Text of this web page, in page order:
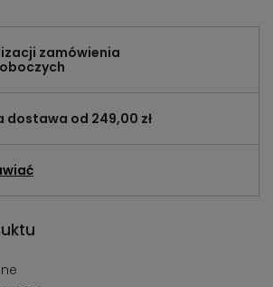
zamówienia
dostawa od 249,00 zł